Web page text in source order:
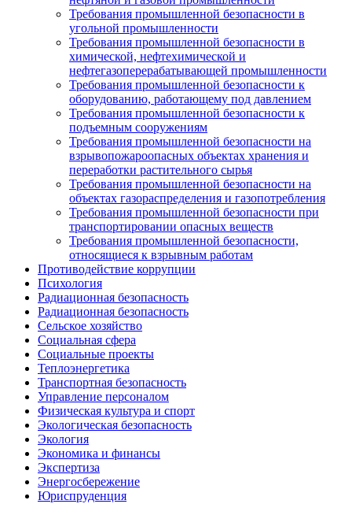
Требования промышленной безопасности в
угольной промышленности
Требования промышленной безопасности в
химической, нефтехимической и
нефтегазоперерабатывающей промышленности
Требования промышленной безопасности к
оборудованию, работающему под давлением
Требования промышленной безопасности к
подъемным сооружениям
Требования промышленной безопасности на
взрывопожароопасных объектах хранения и
переработки растительного сырья
Требования промышленной безопасности на
объектах газораспределения и газопотребления
Требования промышленной безопасности при
транспортировании опасных веществ
Требования промышленной безопасности,
относящиеся к взрывным работам
Противодействие коррупции
Психология
Радиационная безопасность
Радиационная безопасность
Сельское хозяйство
Социальная сфера
Социальные проекты
Теплоэнергетика
Транспортная безопасность
Управление персоналом
Физическая культура и спорт
Экологическая безопасность
Экология
Экономика и финансы
Экспертиза
Энергосбережение
Юриспруденция